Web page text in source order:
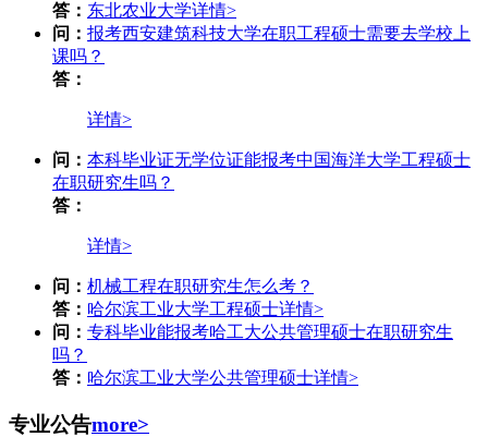
答： 东北农业大学详情>
问： 报考西安建筑科技大学在职工程硕士需要去学校上
课吗？
答：
详情>
问： 本科毕业证无学位证能报考中国海洋大学工程硕士
在职研究生吗？
答：
详情>
问： 机械工程在职研究生怎么考？
答： 哈尔滨工业大学工程硕士详情>
问： 专科毕业能报考哈工大公共管理硕士在职研究生
吗？
答： 哈尔滨工业大学公共管理硕士详情>
专业公告more>